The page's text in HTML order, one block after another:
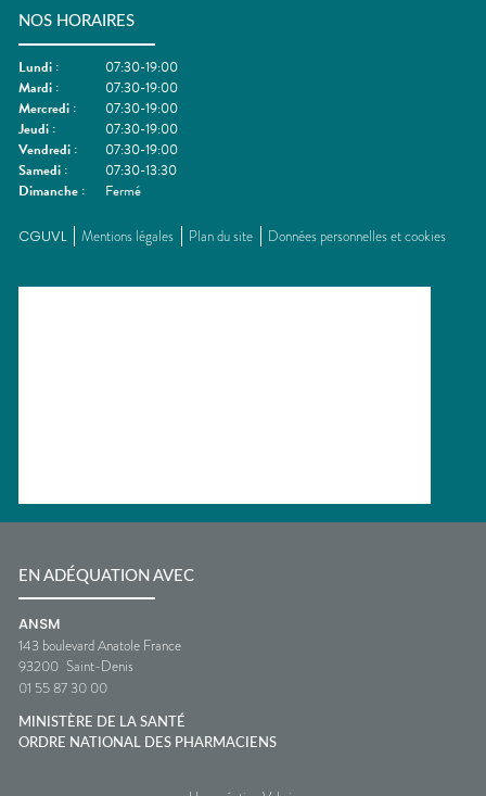
NOS HORAIRES
Lundi :
07:30-19:00
Mardi :
07:30-19:00
Mercredi :
07:30-19:00
Jeudi :
07:30-19:00
Vendredi :
07:30-19:00
Samedi :
07:30-13:30
Dimanche : Fermé
CGUVL Mentions légales Plan du site Données personnelles et cookies
EN ADÉQUATION AVEC
ANSM
143 boulevard Anatole France
93200 Saint-Denis
01 55 87 30 00
MINISTÈRE DE LA SANTÉ
ORDRE NATIONAL DES PHARMACIENS